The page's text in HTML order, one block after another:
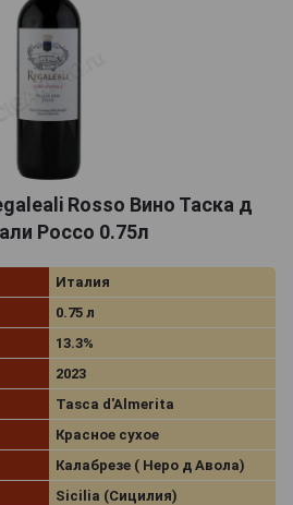
Rosso Вино Таска д
Россо 0.75л
Италия
0.75 л
13.3%
2023
Tasca d'Almerita
Красное сухое
Калабрезе ( Неро д Авола)
Sicilia (Сицилия)